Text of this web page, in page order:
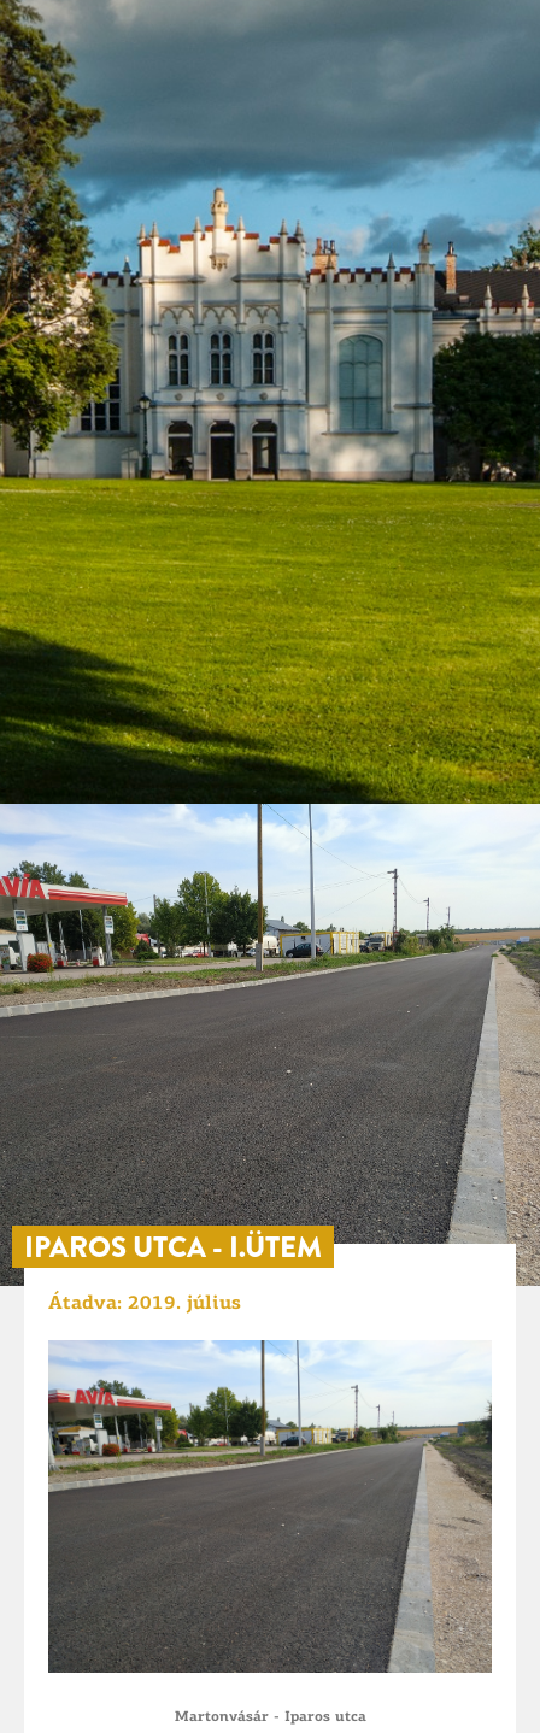
IPAROS UTCA - I.ÜTEM
Átadva: 2019. július
Martonvásár - Iparos utca